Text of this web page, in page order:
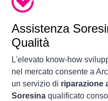
Assistenza
Qualità
L'elevato know-how
nel mercato consente a
un servizio di riparazione
Soresina qualificato